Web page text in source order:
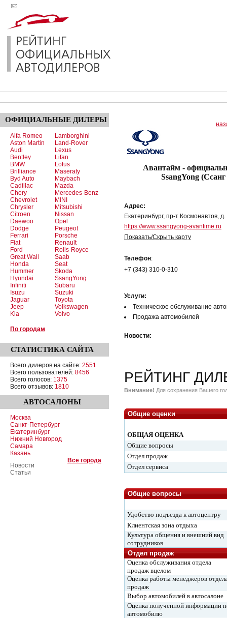
ОФИЦИАЛЬНЫЕ ДИЛЕРЫ
Alfa Romeo
Aston Martin
Audi
Bentley
BMW
Brilliance
Byd Auto
Cadillac
Chery
Chevrolet
Chrysler
Citroen
Daewoo
Dodge
Ferrari
Fiat
Ford
Great Wall
Honda
Hummer
Hyundai
Infiniti
Isuzu
Jaguar
Jeep
Kia
Lamborghini
Land-Rover
Lexus
Lifan
Lotus
Maseraty
Maybach
Mazda
Mercedes-Benz
MINI
Mitsubishi
Nissan
Opel
Peugeot
Porsche
Renault
Rolls-Royce
Saab
Seat
Skoda
SsangYong
Subaru
Suzuki
Toyota
Volkswagen
Volvo
По городам
СТАТИСТИКА САЙТА
Всего дилеров на сайте: 2551
Всего пользователей: 8456
Всего голосов: 1375
Всего отзывов: 1810
АВТОСАЛОНЫ
Москва
Санкт-Петербург
Екатеринбург
Нижний Новгород
Самара
Казань
Все города
Новости
Статьи
Авантайм -
SsangYong
Адрес:
Екатеринбург, пр-т Космонавтов,
https://www.ssangyong-avantime.ru
Показать/Скрыть карту
Телефон:
+7 (343) 310-0-310
Услуги:
Техническое обслуживание
Продажа автомобилей
Новости:
РЕЙТИНГ
Внимание! Для сохранения Вашего
Общие оценки
ОБЩАЯ ОЦЕНКА
Общие вопросы
Отдел продаж
Отдел сервиса
Общие вопросы
Удобство подъезда к автоцентру
Клиентская зона отдыха
Культура общения и внешний вид
сотрудников
Отдел продаж
Оценка обслуживания отдела
продаж вцелом
Оценка работы менеджеров
продаж
Выбор автомобилей в автосалоне
Оценка полученной информации
автомобилю